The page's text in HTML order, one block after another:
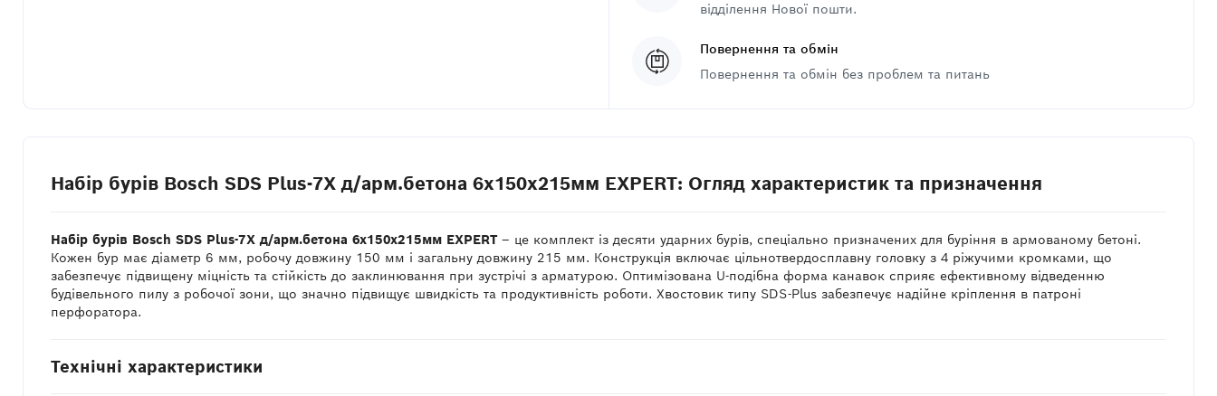
відділення Нової пошти.
Повернення та обмін
Повернення та обмін без проблем та питань
Набір бурів Bosch SDS Plus-7X д/арм.бетона 6x150x215мм EXPERT: Огляд характеристик та призначення
Набір бурів Bosch SDS Plus-7X д/арм.бетона 6x150x215мм EXPERT– це комплект із десяти ударних бурів, спеціально призначених для буріння в армованому бетоні.
Кожен бур має діаметр 6 мм, робочу довжину 150 мм і загальну довжину 215 мм. Конструкція включає цільнотвердосплавну головку з 4 ріжучими кромками, що
забезпечує підвищену міцність та стійкість до заклинювання при зустрічі з арматурою. Оптимізована U-подібна форма канавок сприяє ефективному відведенню
будівельного пилу з робочої зони, що значно підвищує швидкість та продуктивність роботи. Хвостовик типу SDS-Plus забезпечує надійне кріплення в патроні
перфоратора.
Технічні характеристики